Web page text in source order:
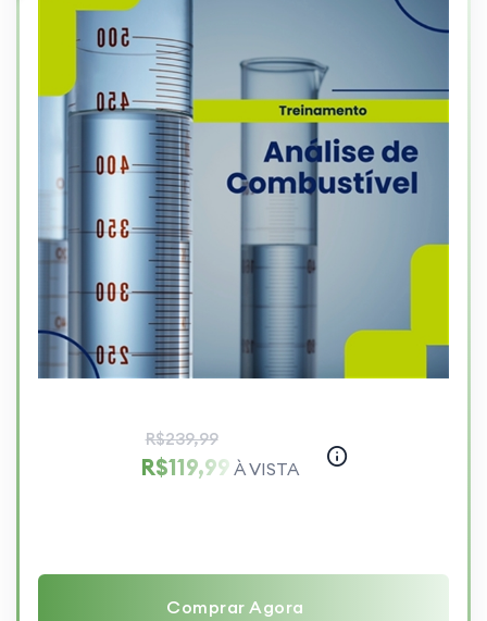
R$239,99
R$119,99 À VISTA
Comprar Agora